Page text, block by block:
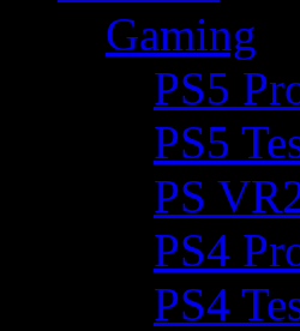
Gaming
PS5
PS5
PS
PS4
PS4